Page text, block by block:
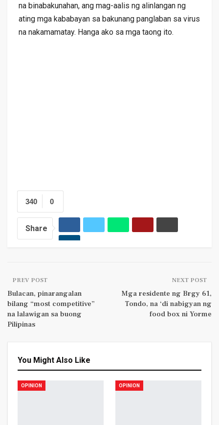
na binabakunahan, ang mag-aalis ng alinlangan ng
ating mga kababayan sa bakunang panglaban sa virus
na nakamamatay. Hanga ako sa mga taong ito.
0
340
Share
PREV POST
Bulacan, pinarangalan
bilang “most competitive”
na lalawigan sa buong
Pilipinas
NEXT POST
Mga residente ng Brgy 61,
Tondo, na ‘di nabigyan ng
food box ni Yorme
You Might Also Like
OPINION OPINION